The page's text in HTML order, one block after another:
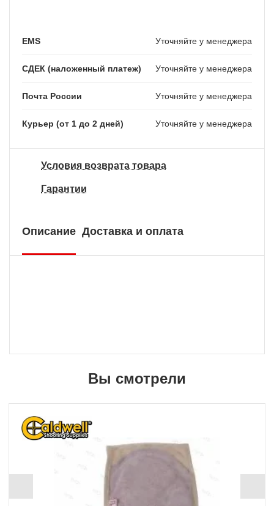
EMS Уточняйте у менеджера
СДЕК (наложенный платеж) Уточняйте у менеджера
Почта России Уточняйте у менеджера
Курьер (от 1 до 2 дней) Уточняйте у менеджера
Условия возврата товара
Гарантии
Описание Доставка и оплата
Вы смотрели